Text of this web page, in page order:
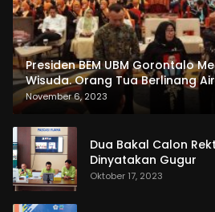
Presiden BEM UBM Gorontalo
Wisuda. Orang Tua Berlinang
dan Pemasangan Salempang
November 6, 2023
Dua Bakal Calon
Dinyatakan Gugur
Oktober 17, 2023